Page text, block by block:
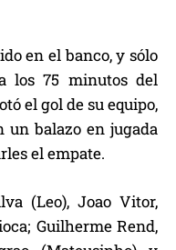
en el banco, y sólo
los 75 minutos del
el gol de su equipo,
un balazo en jugada
el empate.
(Leo), Joao Vitor,
Guilherme Rend,